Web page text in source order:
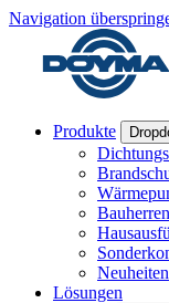
Navigation
Produkte
Neuheiten
Lösungen